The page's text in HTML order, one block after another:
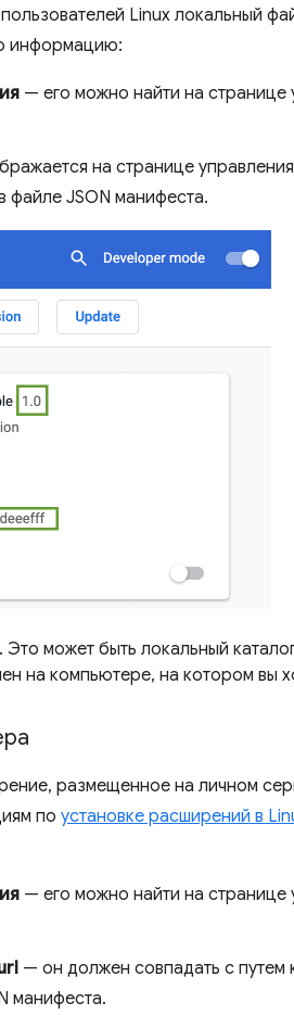
Linux локальный
информацию:
— его можно найти на
на странице
файле JSON манифеста.
Это может быть локальный
на компьютере, на котором вы
размещенное на личном
по установке расширений в
— его можно найти на
— он должен совпадать с путем
манифеста.